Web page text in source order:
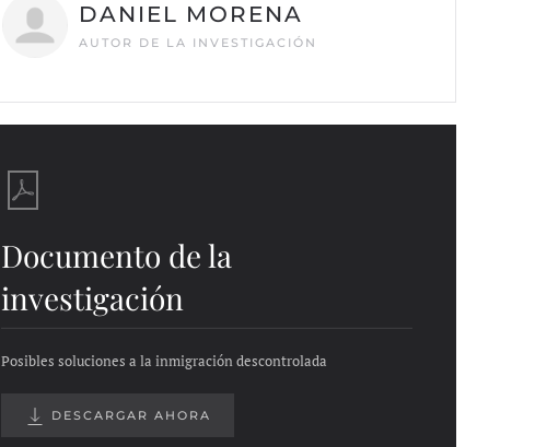
DANIEL MORENA
AUTOR DE LA INVESTIGACIÓN
Documento de la
investigación
Posibles soluciones a la inmigración descontrolada
DESCARGAR AHORA